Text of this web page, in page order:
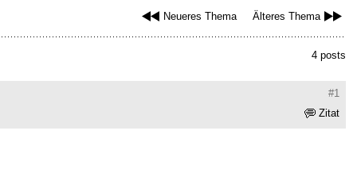
Neueres Thema Älteres Thema
4 posts
#1
Zitat